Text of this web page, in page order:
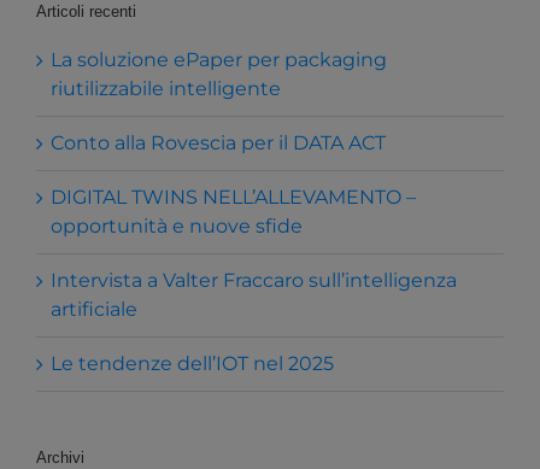
Articoli recenti
La soluzione ePaper per packaging
riutilizzabile intelligente
Conto alla Rovescia per il DATA ACT
DIGITAL TWINS NELL’ALLEVAMENTO –
opportunità e nuove sfide
Intervista a Valter Fraccaro sull’intelligenza
artificiale
Le tendenze dell’IOT nel 2025
Archivi